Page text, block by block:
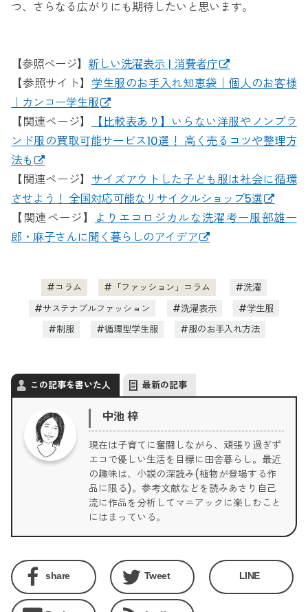
つ、さらなる広がりにも期待したいと思います。
【参照ページ】新しい洗濯表示 | 消費者庁
【参照サイト】 学生服のお手入れ知恵袋｜個人のお客様
｜カンコー学生服
【関連ページ】
【比較表あり】いらない洋服やノンブラ
ンド服の買取可能サービス10選！ 高く売るコツや整理方
法も
【関連ページ】 サイズアウトした子ども服は社会に循環
させよう！ 全国対応可能なリサイクルショップ5選
【関連ページ】
よりエコロジカルな洗濯考ー服部雄一
郎・麻子さんに聞く暮らしのアイデア
コラム 「ファッション」コラム
洗濯
サステナブルファッション
洗濯表示
学生服
制服
循環型学生服 服のお手入れ方法
この記事を書いた人 最新の記事
中池 梓
現在は子育てに奮闘しながら、頑張り過ぎず
エコで優しい生活を目標に田舎暮らし。最近
の趣味は、小説の深読み(植物が登場する作
品に限る)。参考文献などを読みあさり自己
流に作品を分析してマニアックに楽しむこと
にはまっている。
share Tweet LINE